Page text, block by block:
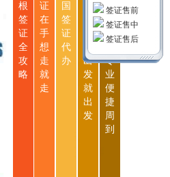
根
签
证
全
攻
略
证
在
手
想
走
就
走
国
签
证
代
办
说
出
发
就
出
发
站
式
服
专
业
便
捷
周
到
签证售前
签证售中
签证售后